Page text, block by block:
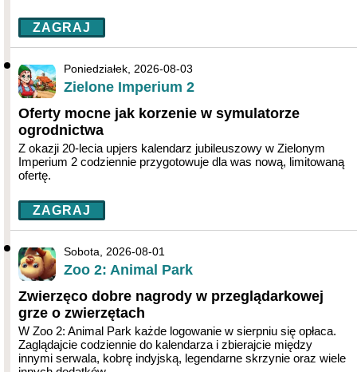
ZAGRAJ
Poniedziałek, 2026-08-03
Zielone Imperium 2
Oferty mocne jak korzenie w symulatorze
ogrodnictwa
Z okazji 20-lecia upjers kalendarz jubileuszowy w Zielonym
Imperium 2 codziennie przygotowuje dla was nową, limitowaną
ofertę.
ZAGRAJ
Sobota, 2026-08-01
Zoo 2: Animal Park
Zwierzęco dobre nagrody w przeglądarkowej
grze o zwierzętach
W Zoo 2: Animal Park każde logowanie w sierpniu się opłaca.
Zaglądajcie codziennie do kalendarza i zbierajcie między
innymi serwala, kobrę indyjską, legendarne skrzynie oraz wiele